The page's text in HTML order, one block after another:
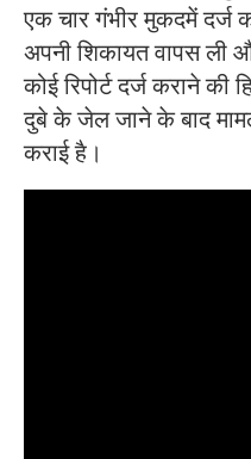
एक चार गंभीर मुकदमें
अपनी शिकायत वापस
कोई रिपोर्ट दर्ज कराने
दुबे के जेल जाने के बाद मामले
कराई है।